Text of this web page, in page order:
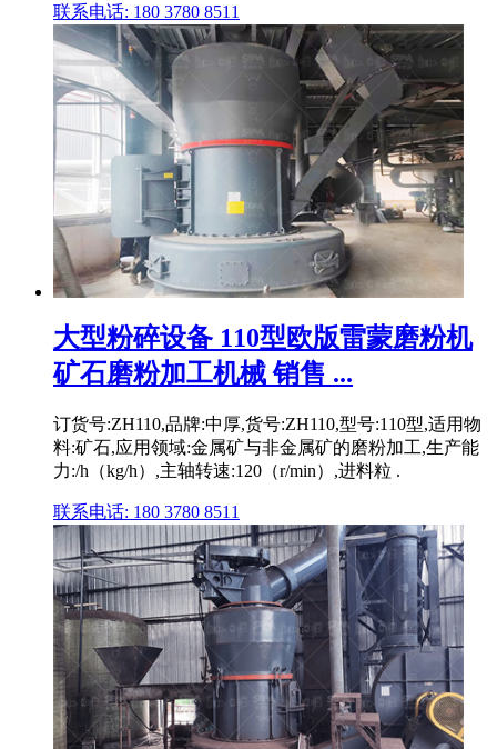
联系电话: 180 3780 8511
大型粉碎设备 110型欧版雷蒙磨粉机
矿石磨粉加工机械 销售 ...
订货号:ZH110,品牌:中厚,货号:ZH110,型号:110型,适用物
料:矿石,应用领域:金属矿与非金属矿的磨粉加工,生产能
力:/h（kg/h）,主轴转速:120（r/min）,进料粒 .
联系电话: 180 3780 8511